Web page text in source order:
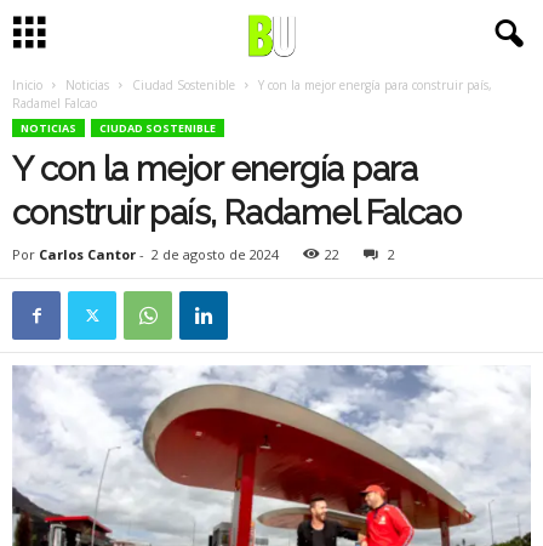
Inicio Noticias Ciudad Sostenible
Y con la mejor energía para construir país,
Radamel Falcao
NOTICIAS CIUDAD SOSTENIBLE
Y con la mejor energía para
construir país, Radamel Falcao
Por Carlos Cantor - 2 de agosto de 2024 22 2